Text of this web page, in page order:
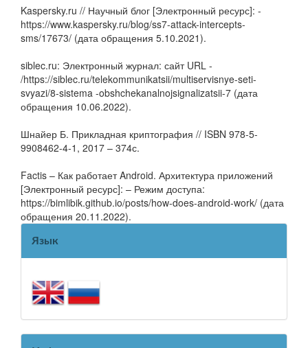
Kaspersky.ru // Научный блог [Электронный ресурс]: -
https://www.kaspersky.ru/blog/ss7-attack-intercepts-
sms/17673/ (дата обращения 5.10.2021).
siblec.ru: Электронный журнал: сайт URL -
/https://siblec.ru/telekommunikatsii/multiservisnye-seti-
svyazi/8-sistema -obshchekanalnojsignalizatsii-7 (дата
обращения 10.06.2022).
Шнайер Б. Прикладная криптография // ISBN 978-5-
9908462-4-1, 2017 – 374с.
Factis – Как работает Android. Архитектура приложений
[Электронный ресурс]: – Режим доступа:
https://bimlibik.github.io/posts/how-does-android-work/ (дата
обращения 20.11.2022).
Язык